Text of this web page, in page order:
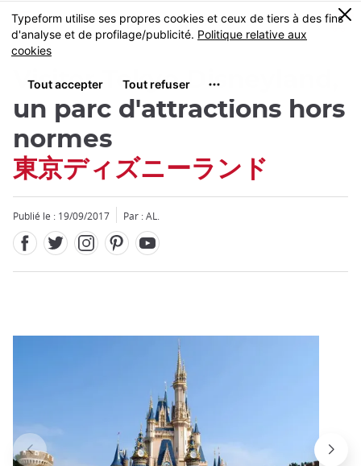
Skip
to
main
MENU
0
Visiter Tokyo Disneyland,
un parc d'attractions hors
normes
東京ディズニーランド
Publié le : 19/09/2017 Par : AL.
Fermer